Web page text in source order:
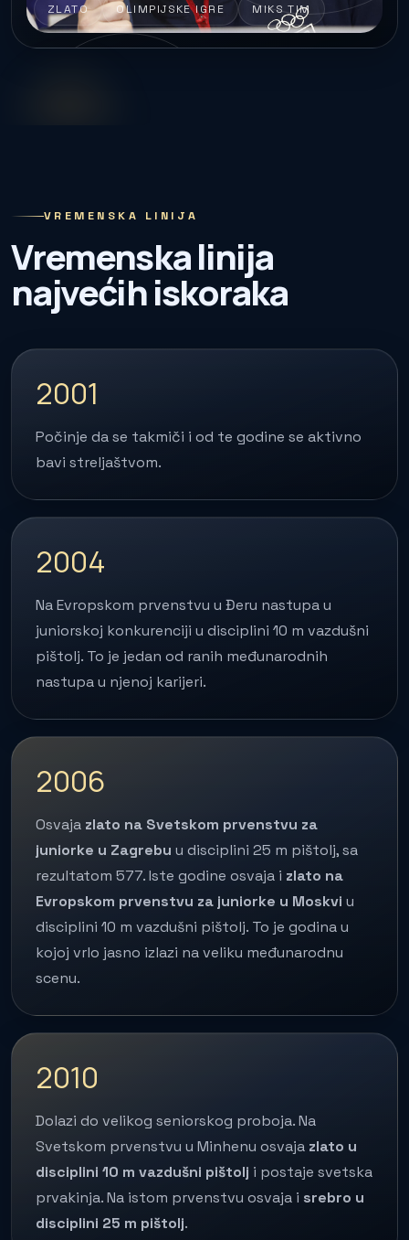
ZLATO OLIMPIJSKE IGRE MIKS TIM
VREMENSKA LINIJA
Vremenska linija
najvećih iskoraka
2001
Počinje da se takmiči i od te godine se aktivno
bavi streljaštvom.
2004
Na Evropskom prvenstvu u Đeru nastupa u
juniorskoj konkurenciji u disciplini 10 m vazdušni
pištolj. To je jedan od ranih međunarodnih
nastupa u njenoj karijeri.
2006
Osvaja zlato na Svetskom prvenstvu za
juniorke u Zagrebu u disciplini 25 m pištolj, sa
rezultatom 577. Iste godine osvaja i zlato na
Evropskom prvenstvu za juniorke u Moskvi u
disciplini 10 m vazdušni pištolj. To je godina u
kojoj vrlo jasno izlazi na veliku međunarodnu
scenu.
2010
Dolazi do velikog seniorskog proboja. Na
Svetskom prvenstvu u Minhenu osvaja zlato u
disciplini 10 m vazdušni pištolj i postaje svetska
prvakinja. Na istom prvenstvu osvaja i srebro u
disciplini 25 m pištolj.